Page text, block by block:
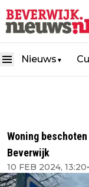
Nieuws ▼
Woning
Beverwijk
10 FEB 2024, 13:20•